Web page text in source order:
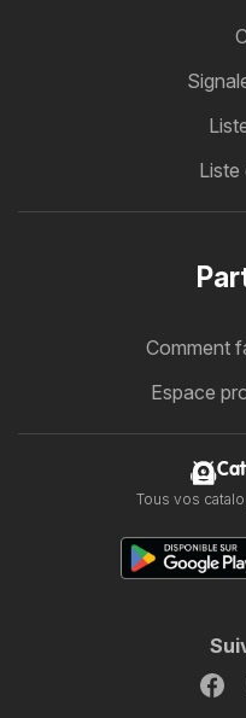
Liste
Comment
Espace
Tous vos